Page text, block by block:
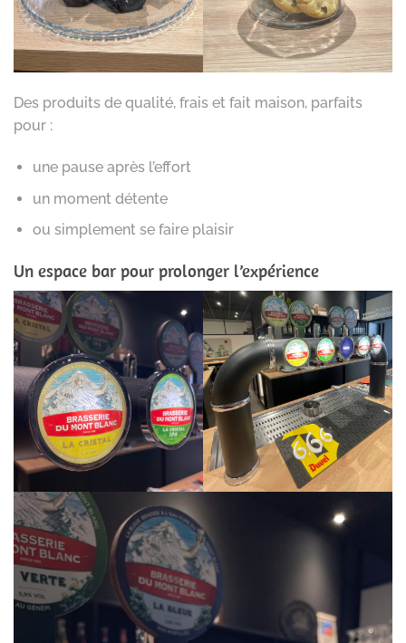
Des produits de qualité, frais et fait maison, parfaits
pour :
une pause après l’effort
un moment détente
ou simplement se faire plaisir
Un espace bar pour prolonger l’expérience